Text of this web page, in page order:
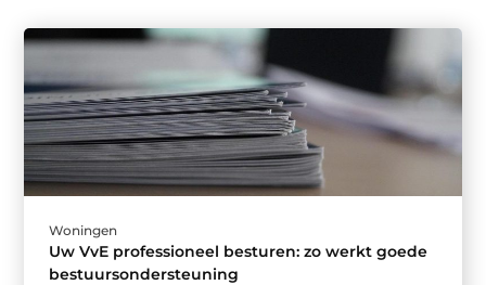
Woningen
Uw VvE professioneel besturen: zo werkt goede
bestuursondersteuning